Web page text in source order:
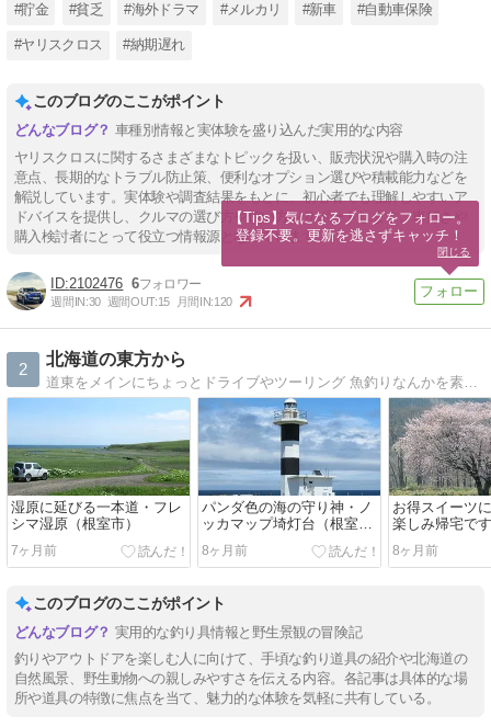
#貯金 #貧乏 #海外ドラマ #メルカリ #新車 #自動車保険
#ヤリスクロス #納期遅れ
このブログのここがポイント
車種別情報と実体験を盛り込んだ実用的な内容
ヤリスクロスに関するさまざまなトピックを扱い、販売状況や購入時の注
意点、長期的なトラブル防止策、便利なオプション選びや積載能力などを
解説しています。実体験や調査結果をもとに、初心者でも理解しやすいア
ドバイスを提供し、クルマの選び方や使い方をサポートします。車好きや
購入検討者にとって役立つ情報源となっています。
2102476 6
週間IN:30 週間OUT:15 月間IN:120
2
北海道の東方から
道東をメインにちょっとドライブやツーリング 魚釣りなんかを素人写真で日記的に書いていければと
湿原に延びる一本道・フレ
シマ湿原（根室市）
7ヶ月前
パンダ色の海の守り神・ノ
ッカマップ埼灯台（根室
8ヶ月前
お得スイーツ
楽しみ帰宅です
8ヶ月前
このブログのここがポイント
実用的な釣り具情報と野生景観の冒険記
釣りやアウトドアを楽しむ人に向けて、手頃な釣り道具の紹介や北海道の
自然風景、野生動物への親しみやすさを伝える内容。各記事は具体的な場
所や道具の特徴に焦点を当て、魅力的な体験を気軽に共有している。
【Tips】気になるブログをフォロー。
登録不要。更新を逃さずキャッチ！
閉じる